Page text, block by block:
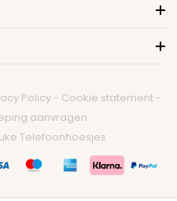
Policy - Cookie statement -
aanvragen
Telefoonhoesjes